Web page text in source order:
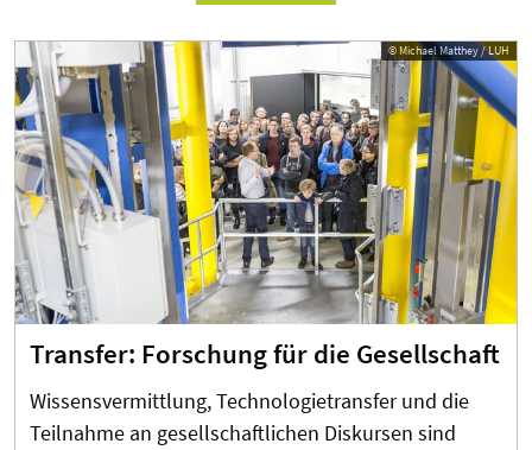
© Michael Matthey / LUH
Transfer: Forschung für die Gesellschaft
Wissensvermittlung, Technologietransfer und die
Teilnahme an gesellschaftlichen Diskursen sind